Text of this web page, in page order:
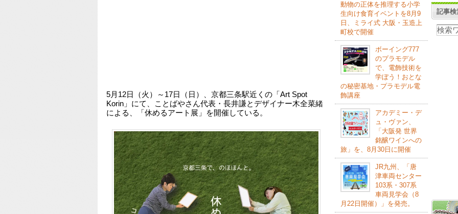
5月12日（火）～17日（日）、京都三条駅近くの「Art Spot
Korin」にて、ことばやさん代表・長井謙とデザイナー木全菜緒
による、「休めるアート展」を開催している。
動物の正体を推理する小学
生向け食育イベントを8月9
日、ミライ式 大阪・玉造上
町校で開催
ボーイング777
のプラモデル
で、電飾技術を
学ぼう！おとな
の秘密基地・プラモデル電
飾講座
アカデミー・デ
ュ・ヴァン、
「大阪発 世界
銘醸ワインへの
旅」を、8月30日に開催
JR九州、「唐
津車両センター
103系・307系
車両見学会（8
月22日開催）」を発売。
記事検